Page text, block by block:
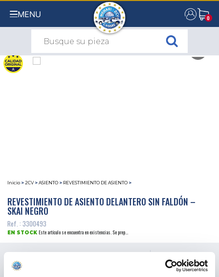
MENU 0
0
Inicio >2CV >ASIENTO > REVESTIMIENTO DE ASIENTO >
REVESTIMIENTO DE ASIENTO DELANTERO SIN FALDÓN –
SKAI NEGRO
Ref. : 3300493
EN STOCK Este artículo se encuentra en existencias. Se prep...
Precio al público 99.00 €